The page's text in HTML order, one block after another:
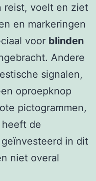
reist, voelt en ziet
en markeringen
voor blinden
Andere
signalen,
oproepknop
pictogrammen,
heeft de
in dit
niet overal